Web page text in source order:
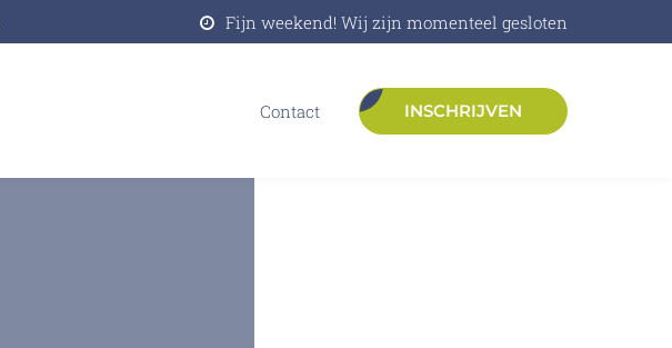
Fijn weekend! Wij zijn momenteel gesloten
contact INSCHRIJVEN